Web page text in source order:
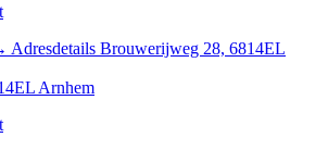
Adresdetails Brouwerijweg 28, 6814EL
Arnhem